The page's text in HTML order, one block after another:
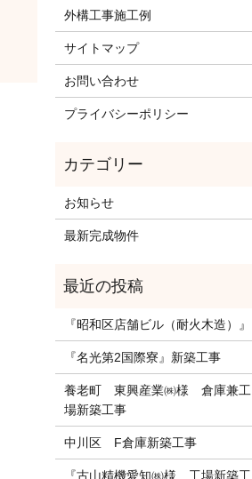
外構工事施工例
サイトマップ
お問い合わせ
プライバシーポリシー
お知らせ
最新完成物件
『昭和区店舗ビル（耐火木造）』
『名光第2国際寮』新築工事
養老町 東興産業㈱様 倉庫兼工
場新築工事
中川区 F倉庫新築工事
『古山精機愛知㈱様 工場新築工